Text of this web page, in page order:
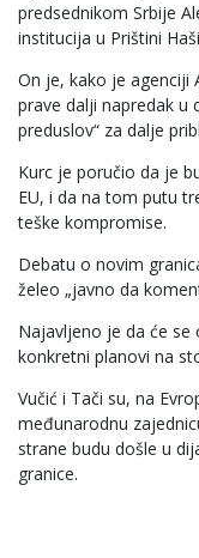
predsednikom Srbije
institucija u Prištini
On je, kako je agenciji
prave dalji napredak u
preduslov“ za dalje
Kurc je poručio da je
EU, i da na tom putu
teške kompromise.
Debatu o novim
želeo „javno da
Najavljeno je da će
konkretni planovi na
Vučić i Tači su, na
međunarodnu
strane budu došle u
granice.